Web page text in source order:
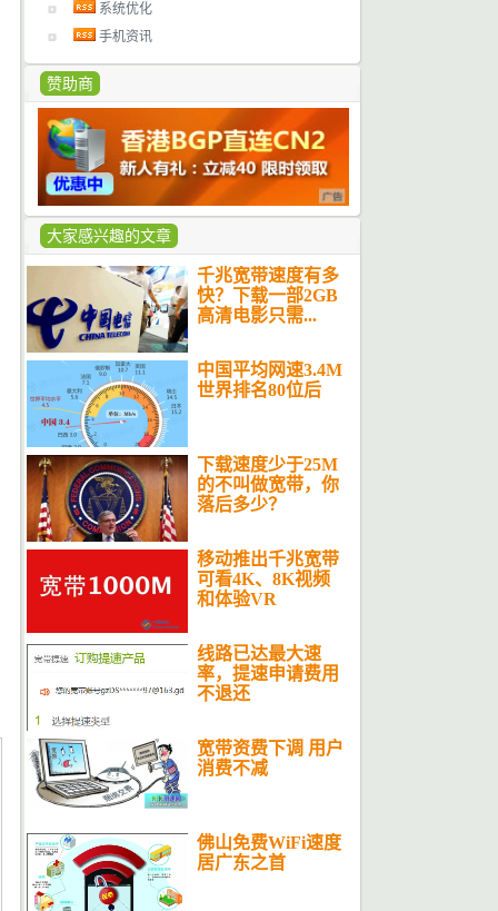
系统优化
手机资讯
赞助商
大家感兴趣的文章
千兆宽带速度有多
快？下载一部2GB
高清电影只需...
中国平均网速3.4M
世界排名80位后
下载速度少于25M
的不叫做宽带，你
落后多少？
移动推出千兆宽带
可看4K、8K视频
和体验VR
线路已达最大速
率，提速申请费用
不退还
宽带资费下调 用户
消费不减
佛山免费WiFi速度
居广东之首